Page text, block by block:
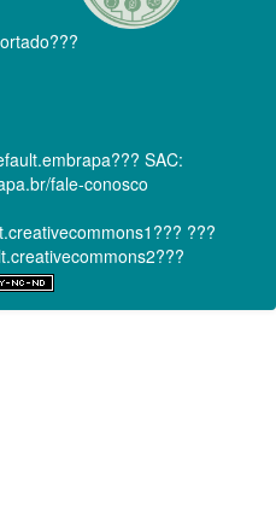
SAC:
fale-conosco
???